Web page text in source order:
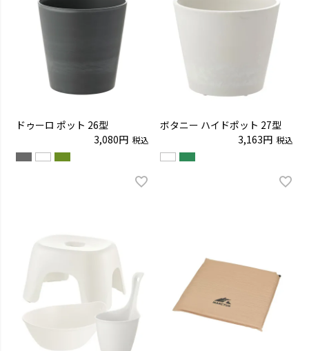
ドゥーロ ポット 26型
3,080
税込
ボタニー ハイドポット 27型
3,163
税込